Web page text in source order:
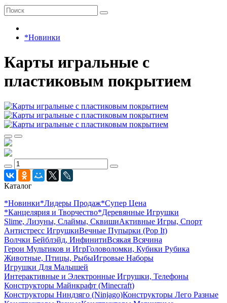
*Новинки
Карты игральные с
пластиковым покрытием
Каталог
*Новинки*Лидеры Продаж*Супер Цена
*Канцелярия и Творчество*Деревянные Игрушки
Slime, Лизуны, Слаймы, СквишиАктивные Игры, Спорт
Антистресс ИгрушкиВечные Пупырки (Pop It)
Волчки Бейблэйд, ИнфинитиВсякая Всячина
Герои Мультиков и ИгрГоловоломки, Кубики Рубика
Животные, Птицы, РыбыИгровые Наборы
Игрушки Для Малышей
Интерактивные и Электронные Игрушки, Телефоны
Конструкторы Майнкрафт (Minecraft)
Конструкторы Ниндзяго (Ninjago)Конструкторы Лего Разные